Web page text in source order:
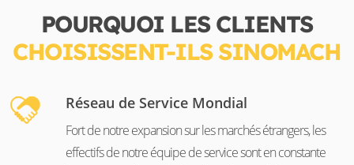
POURQUOI LES CLIENTS
CHOISISSENT-ILS SINOMACH
Réseau de Service Mondial
Fort de notre expansion sur les marchés étrangers, les
effectifs de notre équipe de service sont en constante